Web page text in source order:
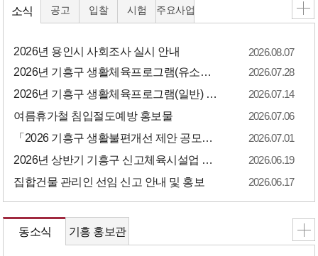
소식
2026년 용인시 사회조사 실시 안내
2026.08.07
2026년 기흥구 생활체육프로그램(유소년) 하반기 수강생 모집 공고
2026.07.28
2026년 기흥구 생활체육프로그램(일반) 혹서기 휴지기 실시 안내
2026.07.14
여름휴가철 침입절도예방 홍보물
2026.07.06
「2026 기흥구 생활불편개선 제안 공모전」 결과 안내
2026.07.01
2026년 상반기 기흥구 신고체육시설업 자율안전점검 등록 안내
2026.06.19
집합건물 관리인 선임 신고 안내 및 홍보
2026.06.17
공고 입찰 시험 주요사업
동소식 기흥 홍보관